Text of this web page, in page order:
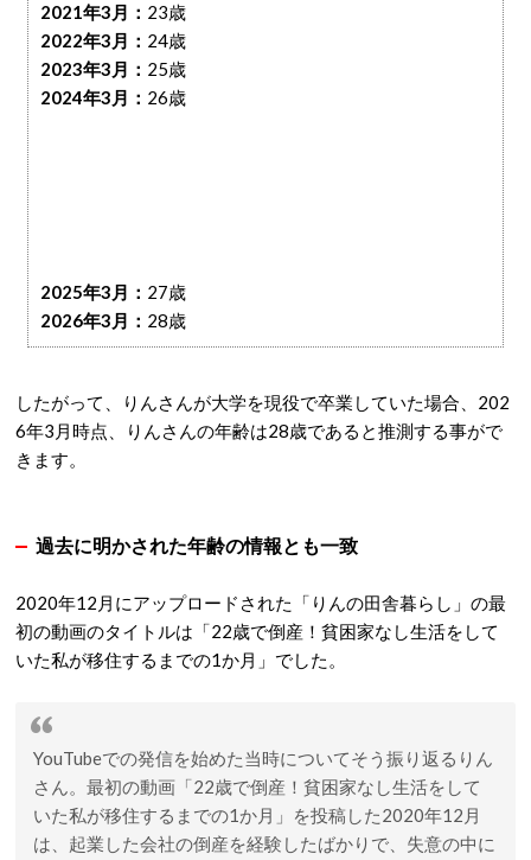
2021年3月： 23歳
2022年3月： 24歳
2023年3月： 25歳
2024年3月： 26歳
2025年3月： 27歳
2026年3月： 28歳
したがって、りんさんが大学を現役で卒業していた場合、 202
6年3月時点、りんさんの年齢は28歳であると推測する事がで
きます。
過去に明かされた年齢の情報とも一致
2020年12月にアップロードされた「りんの田舎暮らし」の最
初の動画のタイトルは「22歳で倒産！貧困家なし生活をして
いた私が移住するまでの1か月」でした。
YouTubeでの発信を始めた当時についてそう振り返るりん
さん。最初の動画「22歳で倒産！貧困家なし生活をして
いた私が移住するまでの1か月」を投稿した2020年12月
は、起業した会社の倒産を経験したばかりで、失意の中に